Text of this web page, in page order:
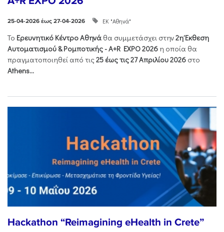
25-04-2026 έως 27-04-2026 ΕΚ "Αθηνά"
Το Ερευνητικό Κέντρο Αθηνά θα συμμετάσχει στην2η Έκθεση
Αυτοματισμού & Ρομποτικής - Α+R EXPO 2026 η οποία θα
πραγματοποιηθεί από τις25 έως τις 27 Απριλίου 2026 στο
Athens...
Hackathon “Reimagining eHealth in Crete”